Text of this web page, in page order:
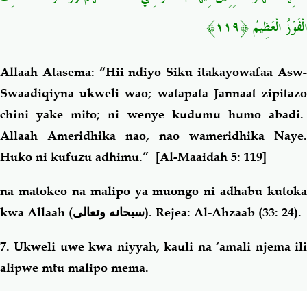
الْفَوْزُ الْعَظِيمُ ﴿١١٩﴾
Allaah Atasema: “Hii ndiyo Siku itakayowafaa Asw-
Swaadiqiyna ukweli wao; watapata Jannaat zipitazo
chini yake mito;ni wenye kudumu humo abadi.
Allaah Ameridhika nao, nao wameridhika Naye.
Huko ni kufuzu adhimu.” [Al-Maaidah 5: 119]
na matokeo na malipo ya muongo ni adhabu kutoka
kwa Allaah (سبحانه وتعالى). Rejea: Al-Ahzaab (33: 24).
7. Ukweli uwe kwa niyyah, kauli na ‘amali njema ili
alipwe mtu malipo mema.